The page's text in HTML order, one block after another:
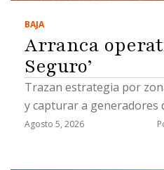
BAJA
Arranca
Seguro’
Trazan estrategia por
y capturar a generadores
Agosto 5, 2026